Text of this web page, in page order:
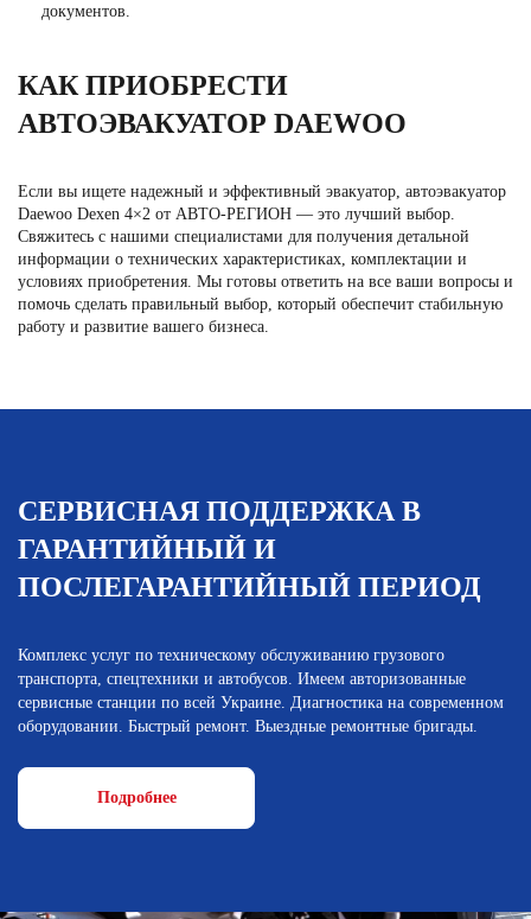
документов.
КАК ПРИОБРЕСТИ
АВТОЭВАКУАТОР DAEWOO
Если вы ищете надежный и эффективный эвакуатор, автоэвакуатор
Daewoo Dexen 4×2 от АВТО-РЕГИОН — это лучший выбор.
Свяжитесь с нашими специалистами для получения детальной
информации о технических характеристиках, комплектации и
условиях приобретения. Мы готовы ответить на все ваши вопросы и
помочь сделать правильный выбор, который обеспечит стабильную
работу и развитие вашего бизнеса.
СЕРВИСНАЯ ПОДДЕРЖКА В
ГАРАНТИЙНЫЙ И
ПОСЛЕГАРАНТИЙНЫЙ ПЕРИОД
Комплекс услуг по техническому обслуживанию грузового
транспорта, спецтехники и автобусов. Имеем авторизованные
сервисные станции по всей Украине. Диагностика на современном
оборудовании. Быстрый ремонт. Выездные ремонтные бригады.
Подробнее